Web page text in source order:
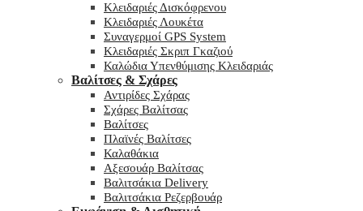
Κλειδαριές Δισκόφρενου
Κλειδαριές Λουκέτα
Συναγερμοί GPS System
Κλειδαριές Σκριπ Γκαζιού
Καλώδια Υπενθύμισης Κλειδαριάς
Βαλίτσες & Σχάρες
Αντιρίδες Σχάρας
Σχάρες Βαλίτσας
Βαλίτσες
Πλαϊνές Βαλίτσες
Καλαθάκια
Αξεσουάρ Βαλίτσας
Βαλιτσάκια Delivery
Βαλιτσάκια Ρεζερβουάρ